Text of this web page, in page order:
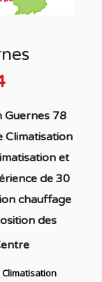
Guernes 78
Climatisation
et
de 30
chauffage
des
Climatisation